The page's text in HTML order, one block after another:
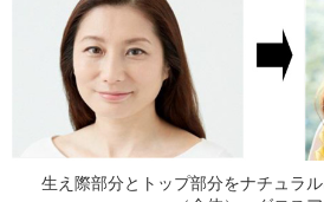
生え際部分とトップ部分をナチュラル